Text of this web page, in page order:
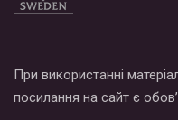
При використанні
посилання на сайт є